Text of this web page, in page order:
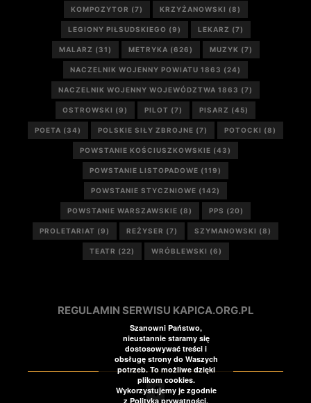
KOMPOZYTOR (7) KRZYŻANOWSKI (8)
LEGIONY PIŁSUDSKIEGO (9) LEKARZ (7)
MALARZ (31) METRYKA (626) MUZYK (7)
NACZELNIK WOJENNY POWIATU 1863 (24)
NACZELNIK WOJENNY WOJEWÓDZTWA 1863 (7)
OSTROWSKI (9) PILOT (7) PISARZ (45)
POETA (34) POLSKIE SIŁY ZBROJNE (7) POTOCKI (8)
POWSTANIE KOŚCIUSZKOWSKIE (43)
POWSTANIE LISTOPADOWE (119)
POWSTANIE STYCZNIOWE (142)
POWSTANIE WARSZAWSKIE (8) PPS (20)
PROLETARIAT (9) REŻYSER (7) SZYMANOWSKI (8)
TEATR (22) WRÓBLEWSKI (6)
REGULAMIN SERWISU KAPICA.ORG.PL
Szanowni Państwo,
nieustannie staramy się
dostosowywać treści i
obsługę strony do Waszych
potrzeb. To możliwe dzięki
plikom cookies.
Wykorzystujemy je zgodnie
z Polityką prywatności.